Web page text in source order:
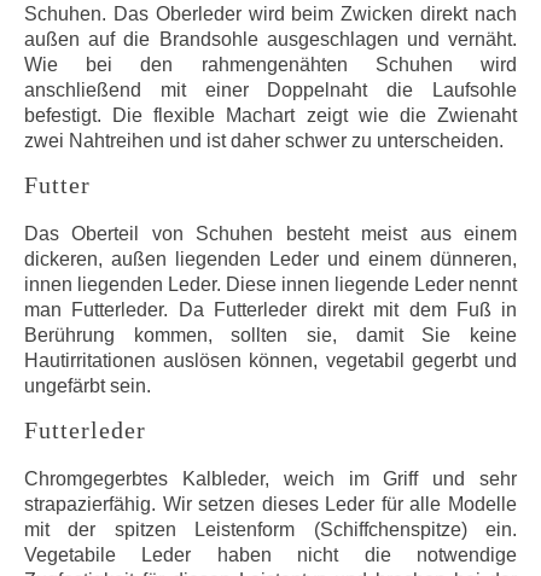
Schuhen. Das Oberleder wird beim Zwicken direkt nach
außen auf die Brandsohle ausgeschlagen und vernäht.
Wie bei den rahmengenähten Schuhen wird
anschließend mit einer Doppelnaht die Laufsohle
befestigt. Die flexible Machart zeigt wie die Zwienaht
zwei Nahtreihen und ist daher schwer zu unterscheiden.
Futter
Das Oberteil von Schuhen besteht meist aus einem
dickeren, außen liegenden Leder und einem dünneren,
innen liegenden Leder. Diese innen liegende Leder nennt
man Futterleder. Da Futterleder direkt mit dem Fuß in
Berührung kommen, sollten sie, damit Sie keine
Hautirritationen auslösen können, vegetabil gegerbt und
ungefärbt sein.
Futterleder
Chromgegerbtes Kalbleder, weich im Griff und sehr
strapazierfähig. Wir setzen dieses Leder für alle Modelle
mit der spitzen Leistenform (Schiffchenspitze) ein.
Vegetabile Leder haben nicht die notwendige